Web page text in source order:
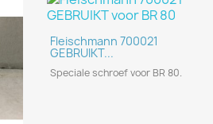
Fleischmann 700021
GEBRUIKT...
Speciale schroef voor BR 80.